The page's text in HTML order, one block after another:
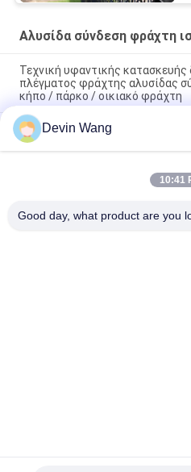
Αλυσίδα σύνδεση φράχτη
Τεχνική υφαντικής κατασκευής
πλέγματος φράχτης αλυσίδας
κήπο / πάρκο / οικιακό φράχτη
Galvanized Diamond Wire Mesh
Fencing Products
Προσαρμοσμένο βιώσιμο
επικαλυμμένο φράχτη
Devin Wang
10:41
Good day, what product are you